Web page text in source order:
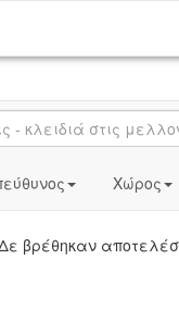
Χώρος
βρέθηκαν